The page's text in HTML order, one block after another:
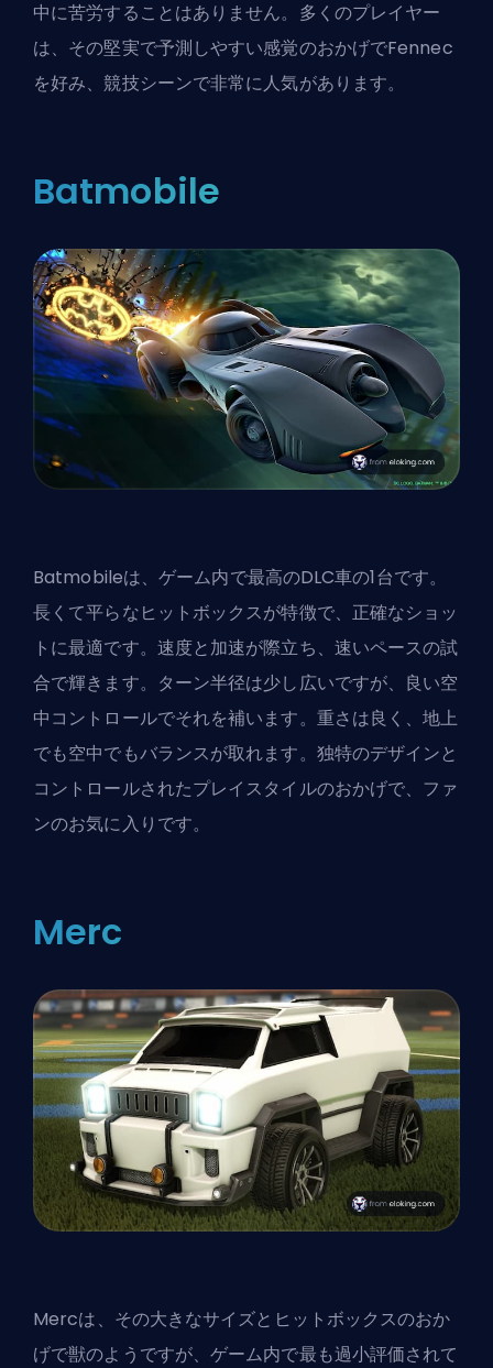
中に苦労することはありません。多くのプレイヤー
は、その堅実で予測しやすい感覚のおかげでFennec
を好み、競技シーンで非常に人気があります。
Batmobile
Batmobileは、ゲーム内で最高のDLC車の1台です。
長くて平らなヒットボックスが特徴で、正確なショッ
トに最適です。速度と加速が際立ち、速いペースの試
合で輝きます。ターン半径は少し広いですが、良い空
中コントロールでそれを補います。重さは良く、地上
でも空中でもバランスが取れます。独特のデザインと
コントロールされたプレイスタイルのおかげで、ファ
ンのお気に入りです。
Merc
Mercは、その大きなサイズとヒットボックスのおか
げで獣のようですが、ゲーム内で最も過小評価されて